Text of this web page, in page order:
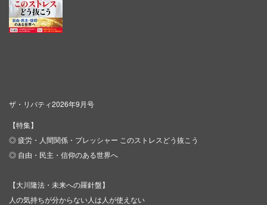
ザ・リバティ2026年9月号
【特集】
◎ 疲労・人間関係・プレッシャー このストレスどう抜こう
◎ 自由・民主・信仰のある世界へ
【大川隆法・未来への羅針盤】
人の気持ちが分からない人は人が使えない